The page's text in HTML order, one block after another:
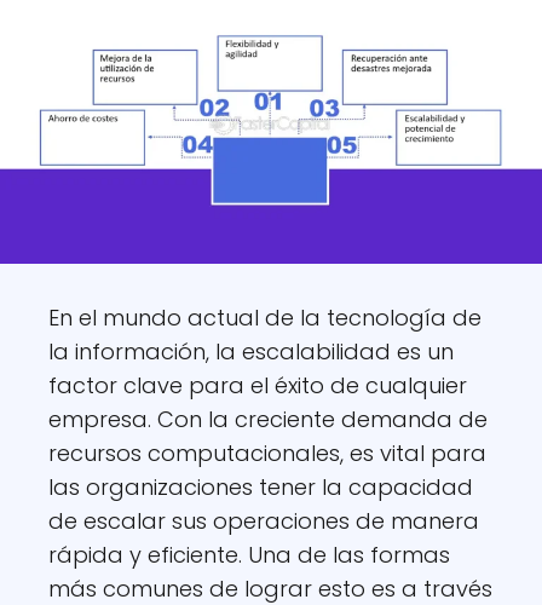
En el mundo actual de la tecnología de
la información, la escalabilidad es un
factor clave para el éxito de cualquier
empresa. Con la creciente demanda de
recursos computacionales, es vital para
las organizaciones tener la capacidad
de escalar sus operaciones de manera
rápida y eficiente. Una de las formas
más comunes de lograr esto es a través